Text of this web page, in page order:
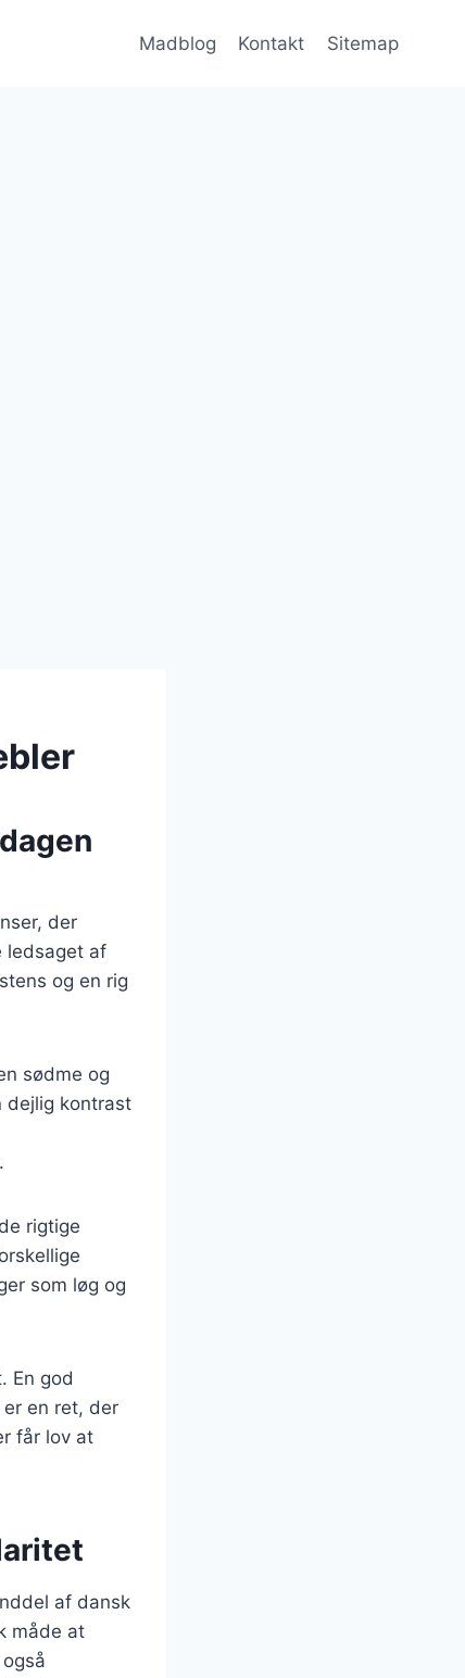
Madblog Kontakt Sitemap
der
ledsaget af
og en rig
sødme og
kontrast
rigtige
som løg og
En god
en ret, der
får lov at
af dansk
måde at